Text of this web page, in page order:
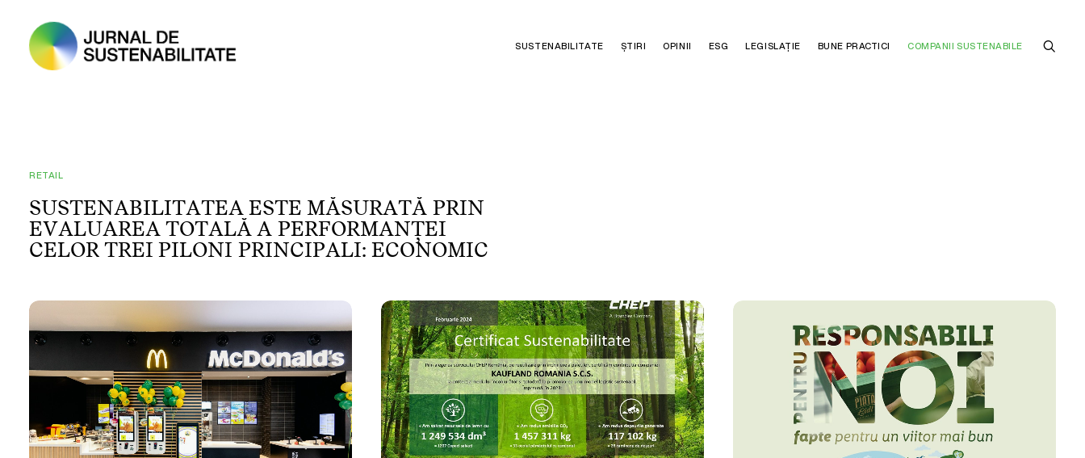
SUSTENABILITATE ȘTIRI OPINII ESG LEGISLAȚIE BUNE PRACTICI COMPANII SUSTENABILE
RETAIL
SUSTENABILITATEA ESTE MĂSURATĂ PRIN
EVALUAREA TOTALĂ A PERFORMANȚEI
CELOR TREI PILONI PRINCIPALI: ECONOMIC